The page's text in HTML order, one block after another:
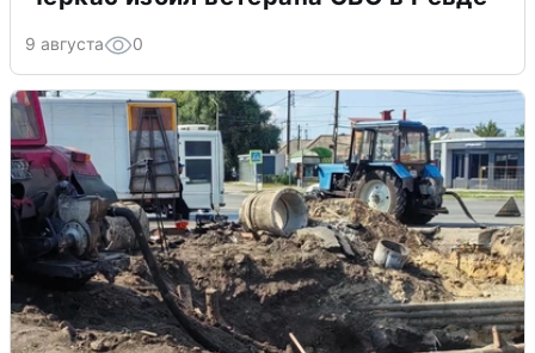
9 августа 0